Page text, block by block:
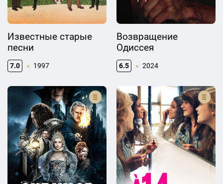
Известные старые
песни
7.0 1997
Возвращение
Одиссея
6.5 2024